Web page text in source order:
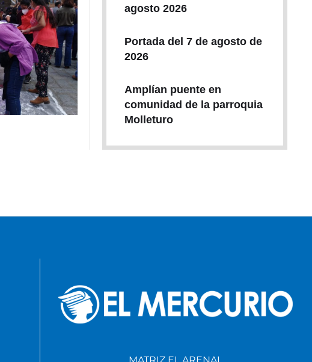
agosto 2026
Portada del 7 de agosto de
2026
Amplían puente en
comunidad de la parroquia
Molleturo